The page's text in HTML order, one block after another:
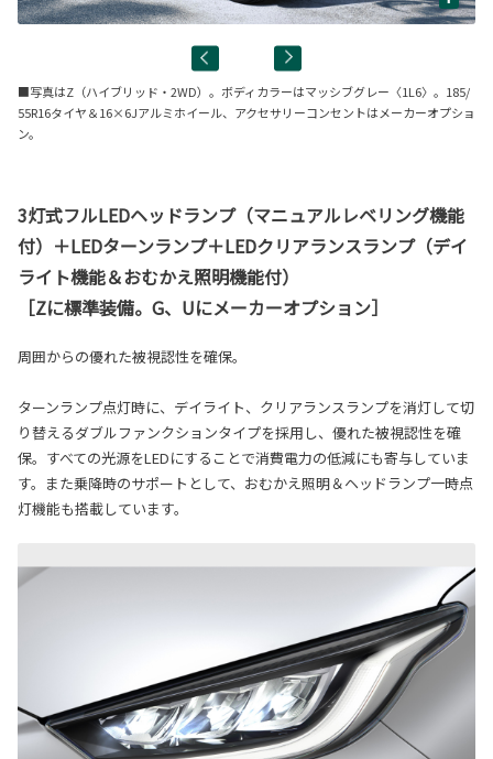
■写真はZ（ハイブリッド・2WD）。ボディカラーはマッシブグレー〈1L6〉。185/
55R16タイヤ＆16×6Jアルミホイール、アクセサリーコンセントはメーカーオプショ
ン。
3灯式フルLEDヘッドランプ（マニュアルレベリング機能
付）＋LEDターンランプ＋LEDクリアランスランプ（デイ
ライト機能＆おむかえ照明機能付）
［Zに標準装備。G、Uにメーカーオプション］
周囲からの優れた被視認性を確保。
ターンランプ点灯時に、デイライト、クリアランスランプを消灯して切
り替えるダブルファンクションタイプを採用し、優れた被視認性を確
保。すべての光源をLEDにすることで消費電力の低減にも寄与していま
す。また乗降時のサポートとして、おむかえ照明＆ヘッドランプ一時点
灯機能も搭載しています。